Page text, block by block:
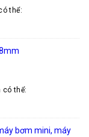
thể:
có thể:
bơm mini, máy